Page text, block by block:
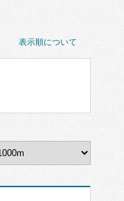
表示順について